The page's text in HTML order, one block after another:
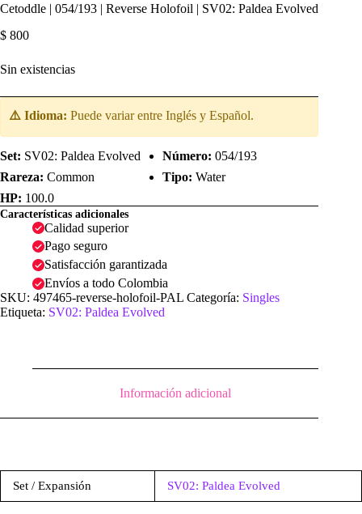
Cetoddle | 054/193 | Reverse Holofoil | SV02: Paldea Evolved
$ 800
Sin existencias
⚠️ Idioma: Puede variar entre Inglés y Español.
Set: SV02: Paldea Evolved Número: 054/193
Rareza: Common Tipo: Water
HP: 100.0
Características adicionales
Calidad superior
Pago seguro
Satisfacción garantizada
Envíos a todo Colombia
SKU: 497465-reverse-holofoil-PAL Categoría: Singles
Etiqueta: SV02: Paldea Evolved
Información adicional
Set / Expansión SV02: Paldea Evolved